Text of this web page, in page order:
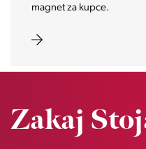
zaželene nepremičnine
Zakaj